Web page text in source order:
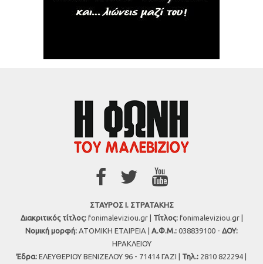
ΣΤΑΥΡΟΣ Ι. ΣΤΡΑΤΑΚΗΣ
Διακριτικός τίτλος:fonimaleviziou.gr | Τίτλος:fonimaleviziou.gr |
Νομική μορφή: ΑΤΟΜΙΚΗ ΕΤΑΙΡΕΙΑ | Α.Φ.Μ.: 038839100 - ΔΟΥ:
ΗΡΑΚΛΕΙΟΥ
Έδρα: ΕΛΕΥΘΕΡΙΟΥ ΒΕΝΙΖΕΛΟΥ 96 - 71414 ΓΑΖΙ | Τηλ.: 2810 822294 |